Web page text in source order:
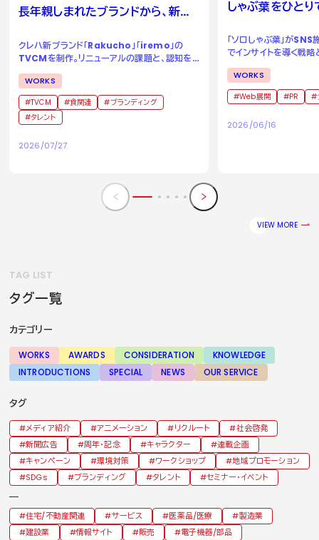
長年親しまれたブランドから、新た
クレハ新ブランド「Rakucho」「iremo」の
TVCMを制作。リニューアルの課題と、認知を
獲得するためのアイデアとは。
WORKS
TVCM 食関連
ブランディング
タレント
2026/07/27
しゃぶ葉をひと
「ソロしゃぶ葉」が
でインサイトを導く戦
成功事例
WORKS
Web展開 PR
2026/06/16
VIEW MORE
TAG LIST
タグ一覧
カテゴリー
WORKS AWARDS CONSIDERATION
KNOWLEDGE
INTRODUCTIONS
SPECIAL NEWS OUR SERVICE
タグ
メディア紹介 アニメーション リクルート
社会啓発
新聞広告
周年・記念 キャラクター
連載企画
キャンペーン
環境対策 ワークショップ
地域プロモーション
SDGs
ブランディング タレント セミナー・イベント
住宅/不動産関連 サービス 医薬品/医療
製造業
建設業
情報サイト 販売
電子機器/部品